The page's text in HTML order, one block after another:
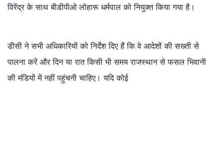
विरेंद्र के साथ बीडीपीओ लोहारू धर्मपाल को नियुक्त किया गया है।
डीसी ने सभी अधिकारियों को निर्देश दिए हैं कि वे आदेशों की सख्ती से
पालना करें और दिन या रात किसी भी समय राजस्थान से फसल भिवानी
की मंडियों में नहीं पहुंचनी चाहिए। यदि कोई